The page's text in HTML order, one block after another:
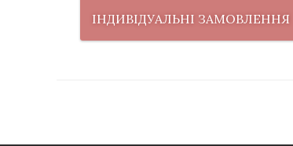
ІНДИВІДУАЛЬНІ ЗАМОВЛЕННЯ